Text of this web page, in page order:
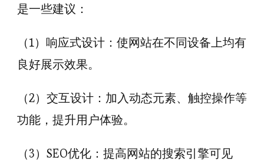
是一些建议：
（1）响应式设计：使网站在不同设备上均有
良好展示效果。
（2）交互设计：加入动态元素、触控操作等
功能，提升用户体验。
（3）SEO优化：提高网站的搜索引擎可见